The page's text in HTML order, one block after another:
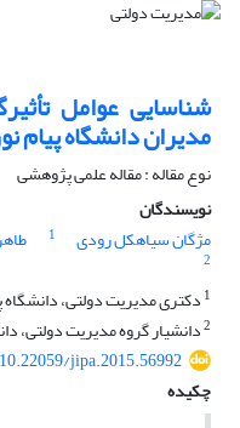
شناسایی عوامل
مدیران دانشگاه پیام
نوع مقاله : مقاله علمی پژوهشی
نویسندگان
مژگان سیاهکل رودی
1
2
1 دکتری مدیریت دولتی، دانشگاه
2دانشیار گروه مدیریت دولتی،
10.22059/jipa.2015.56992
چکیده